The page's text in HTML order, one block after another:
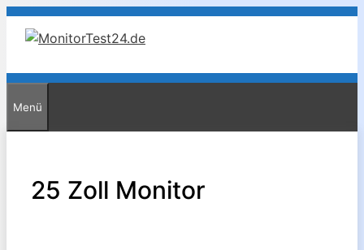
Zum
Inhalt
Menü
25 Zoll Monitor